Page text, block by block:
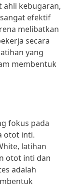
ahli kebugaran,
efektif
melibatkan
secara
yang
membentuk
fokus pada
otot inti.
latihan
otot inti dan
adalah